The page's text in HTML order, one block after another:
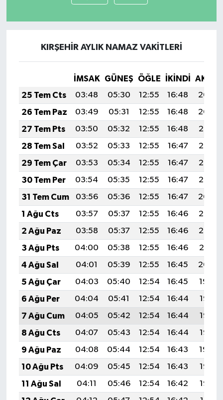
KIRŞEHİR AYLIK NAMAZ VAKITLERI
İMSAK GÜNEŞ ÖĞLE İKINDI
25 Tem Cts
03:48 05:30 12:55 16:48
20:09
26 Tem Paz
03:49 05:31 12:55 16:48
20:09
27 Tem Pts
03:50 05:32 12:55 16:48
20:08
28 Tem Sal
03:52 05:33 12:55 16:47
20:07
29 Tem Çar
03:53 05:34 12:55 16:47
20:06
30 Tem Per
03:54 05:35 12:55 16:47
20:05
31 Tem Cum
03:56 05:36 12:55 16:47
20:04
1 Ağu Cts
03:57 05:37 12:55 16:46
20:03
2 Ağu Paz
03:58 05:37 12:55 16:46
20:02
3 Ağu Pts
04:00 05:38 12:55 16:46
20:01
4 Ağu Sal
04:01 05:39 12:55 16:45
20:00
5 Ağu Çar
04:03 05:40 12:54 16:45
19:59
6 Ağu Per
04:04 05:41 12:54 16:44
19:58
7 Ağu Cum
04:05 05:42 12:54 16:44
19:57
8 Ağu Cts
04:07 05:43 12:54 16:44
19:55
9 Ağu Paz
04:08 05:44 12:54 16:43
19:54
10 Ağu Pts
04:09 05:45 12:54 16:43
19:53
11 Ağu Sal
04:11 05:46 12:54 16:42
19:52